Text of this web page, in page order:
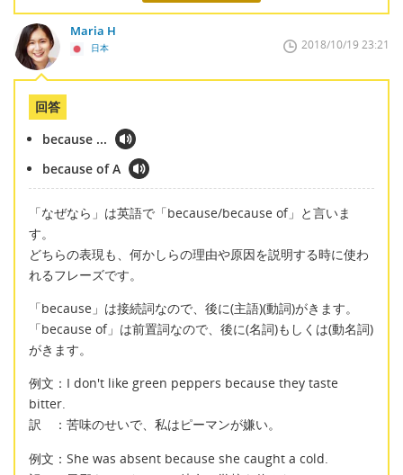
Maria H
日本 2018/10/19 23:21
回答
because ...
because of A
「なぜなら」は英語で「because/because of」と言いま
す。
どちらの表現も、何かしらの理由や原因を説明する時に使わ
れるフレーズです。
「because」は接続詞なので、後に(主語)(動詞)がきます。
「because of」は前置詞なので、後に(名詞)もしくは(動名詞)
がきます。
例文：I don't like green peppers because they taste
bitter.
訳 ：苦味のせいで、私はピーマンが嫌い。
例文：She was absent because she caught a cold.